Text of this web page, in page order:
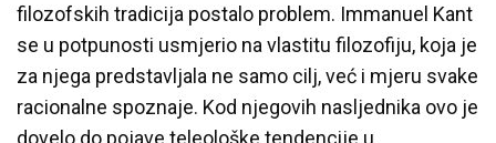
filozofskih tradicija postalo problem. Immanuel Kant
se u potpunosti usmjerio na vlastitu filozofiju, koja je
za njega predstavljala ne samo cilj, već i mjeru svake
racionalne spoznaje. Kod njegovih nasljednika ovo je
dovelo do pojave teleološke tendencije u